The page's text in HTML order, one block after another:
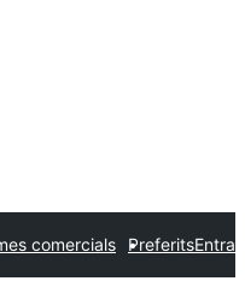
comercials PreferitsEntra